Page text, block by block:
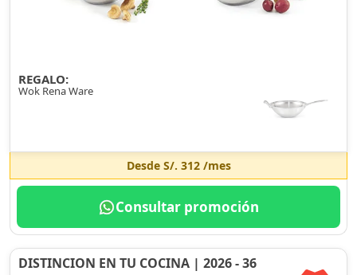
REGALO:
Wok Rena Ware
Desde S/. 312/mes
Consultar promoción
DISTINCION EN TU COCINA | 2026 - 36